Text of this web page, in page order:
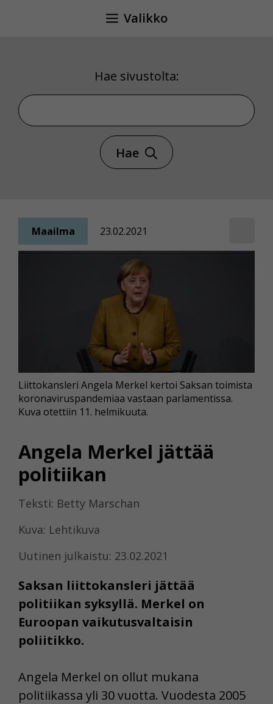
Valikko
Hae sivustolta:
Hae sivustolta
Hae
Maailma 23.02.2021
Angela Merkel jättää
politiikan
Teksti: Betty Marschan
Kuva: Lehtikuva
Uutinen julkaistu: 23.02.2021
Saksan liittokansleri jättää
politiikan syksyllä. Merkel on
Euroopan vaikutusvaltaisin
poliitikko.
Liittokansleri Angela Merkel kertoi Saksan toimista
koronaviruspandemiaa vastaan parlamentissa.
Kuva otettiin 11. helmikuuta.
Angela Merkel on ollut mukana
politiikassa yli 30 vuotta. Vuodesta 2005